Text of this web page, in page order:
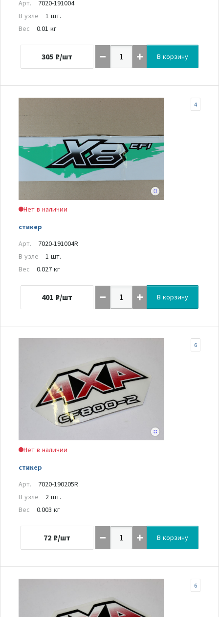
Арт.
7020-191004
В узле
1 шт.
Вес
0.01 кг
305 ₽/шт В корзину
Нет в наличии
стикер
4
Арт.
7020-191004R
В узле
1 шт.
Вес
0.027 кг
401 ₽/шт В корзину
Нет в наличии
стикер
6
Арт.
7020-190205R
В узле
2 шт.
Вес
0.003 кг
72 ₽/шт В корзину
6